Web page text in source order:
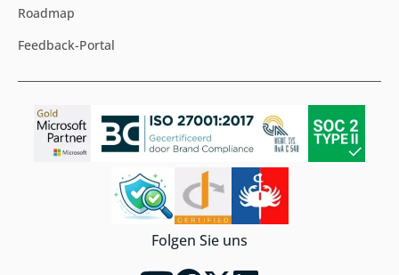
Roadmap
Feedback-Portal
Folgen Sie uns